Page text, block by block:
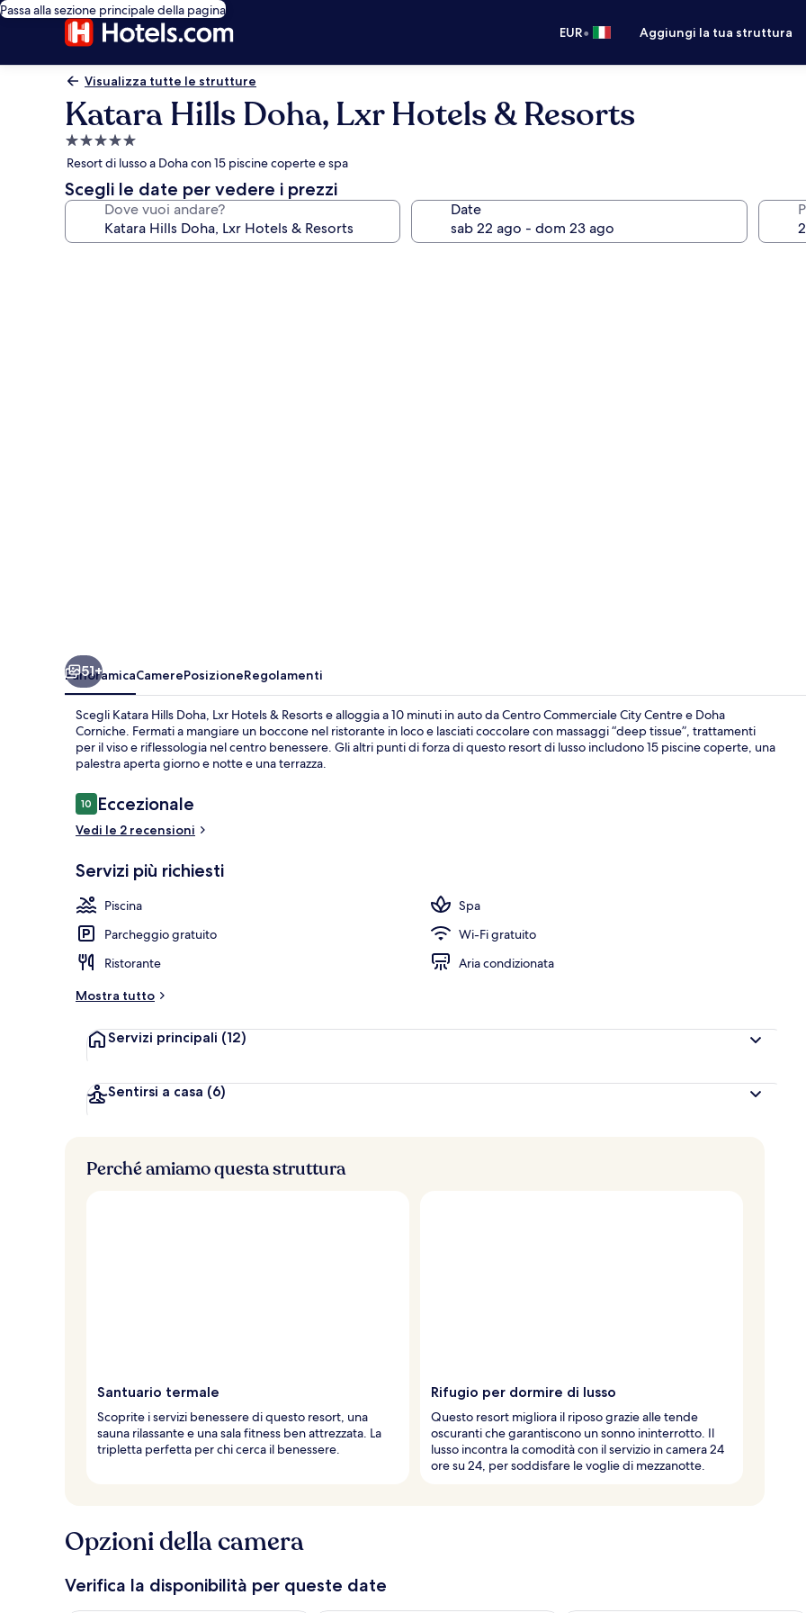
Passa alla sezione principale della pagina
EUR• Aggiungi la tua struttura
Visualizza tutte le strutture
Katara Hills Doha, Lxr Hotels & Resorts
Struttura
a
5.0
stelle
Resort di lusso a Doha con 15 piscine coperte e spa
Scegli le date per vedere i prezzi
Dove vuoi andare? Date
51+
PanoramicaCamerePosizioneRegolamenti
Scegli Katara Hills Doha, Lxr Hotels & Resorts e alloggia a 10 minuti in auto da Centro Commerciale City Centre e Doha
Corniche. Fermati a mangiare un boccone nel ristorante in loco e lasciati coccolare con massaggi “deep tissue”, trattamenti
per il viso e riflessologia nel centro benessere. Gli altri punti di forza di questo resort di lusso includono 15 piscine coperte, una
palestra aperta giorno e notte e una terrazza.
Recensioni
1010 su 10
Eccezionale
Vedi le 2 recensioni
Servizi più richiesti
Piscina
Spa
Parcheggio gratuito
Wi-Fi gratuito
Ristorante
Aria condizionata
Mostra tutto
Servizi principali (12)
Sentirsi a casa (6)
Perché amiamo questa struttura
Santuario termale
Scoprite i servizi benessere di questo resort, una
sauna rilassante e una sala fitness ben attrezzata. La
tripletta perfetta per chi cerca il benessere.
Rifugio per dormire di lusso
Questo resort migliora il riposo grazie alle tende
oscuranti che garantiscono un sonno ininterrotto. Il
lusso incontra la comodità con il servizio in camera 24
ore su 24, per soddisfare le voglie di mezzanotte.
Opzioni della camera
Verifica la disponibilità per queste date